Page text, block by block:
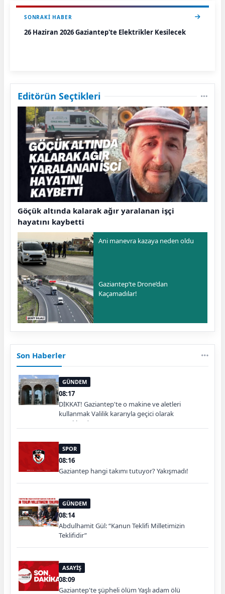
SONRAKI HABER
26 Haziran 2026 Gaziantep'te Elektrikler Kesilecek
Editörün Seçtikleri
Göçük altında kalarak ağır yaralanan işçi
hayatını kaybetti
Ani manevra kazaya neden oldu
Gaziantep’te Drone’dan
Kaçamadılar!
Son Haberler
GÜNDEM
08:17
DİKKAT! Gaziantep'te o makine ve aletleri
kullanmak Valilik kararıyla geçici olarak
yasaklandı
SPOR
08:16
Gaziantep hangi takımı tutuyor? Yakışmadı!
GÜNDEM
08:14
Abdulhamit Gül: “Kanun Teklifi Milletimizin
Teklifidir”
ASAYİŞ
08:09
Gaziantep'te şüpheli ölüm Yaşlı adam ölü